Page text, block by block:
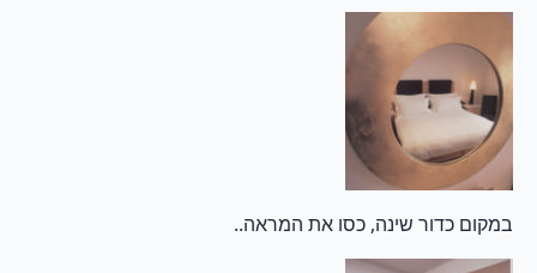
במקום כדור שינה, כסו את המראה..